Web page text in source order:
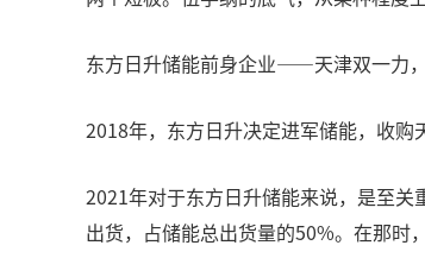
东方日升储能前身企业——天津双一力
2018年，东方日升决定进军储能，收购
2021年对于东方日升储能来说，是至
出货，占储能总出货量的50%。在那时